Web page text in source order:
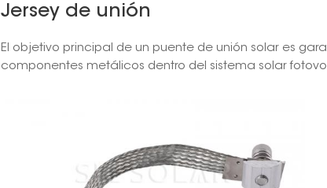
Jersey de unión
El objetivo principal de un puente de unión solar es
componentes metálicos dentro del sistema solar